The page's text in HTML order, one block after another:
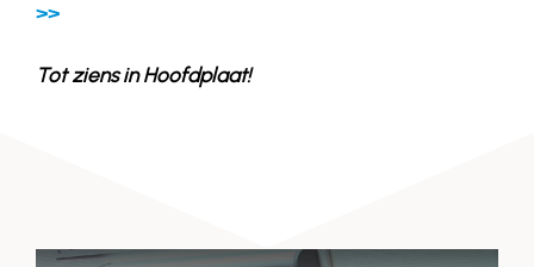
>>
Tot ziens inHoofdplaat!